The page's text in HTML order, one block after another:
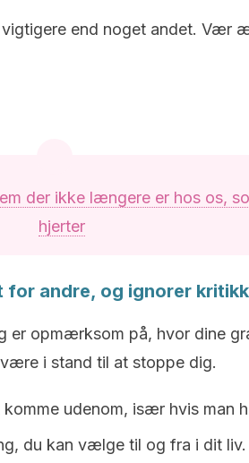
vigtigere end noget andet. Vær
der ikke længere er hos os,
hjerter
for andre, og ignorer
er opmærksom på, hvor dine
i stand til at stoppe dig.
udenom, især hvis man
du kan vælge til og fra i dit